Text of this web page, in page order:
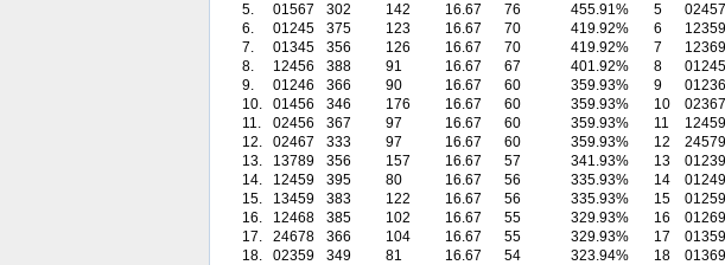
5.
01567 302 142 16.67 76
455.91%
6.
01245 375 123 16.67 70
419.92%
7.
01345 356 126 16.67 70
419.92%
8.
12456 388 91 16.67 67
401.92%
9.
01246 366 90 16.67 60
359.93%
10.
01456 346 176 16.67 60
359.93%
11.
02456 367 97 16.67 60
359.93%
12.
02467 333 97 16.67 60
359.93%
13.
13789 356 157 16.67 57
341.93%
14.
12459 395 80 16.67 56
335.93%
15.
13459 383 122 16.67 56
335.93%
16.
12468 385 102 16.67 55
329.93%
17.
24678 366 104 16.67 55
329.93%
18.
02359 349 81 16.67 54
323.94%
5
02457
6
12359
7
12369
8
01245
9
01236
10
02367
11
12459
12
24579
13
01239
14
01249
15
01259
16
01269
17
01359
18
01369